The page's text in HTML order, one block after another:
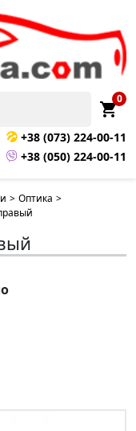
shopping_cart
0
+38 (073) 224-00-11
+38 (050) 224-00-11
> Оптика >